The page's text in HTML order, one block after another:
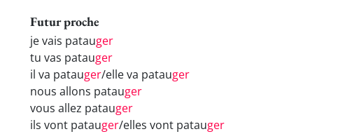
Futur proche
je vais patauger
tu vas patauger
il va patauger/elle va patauger
nous allons patauger
vous allez patauger
ils vont patauger/elles vont patauger